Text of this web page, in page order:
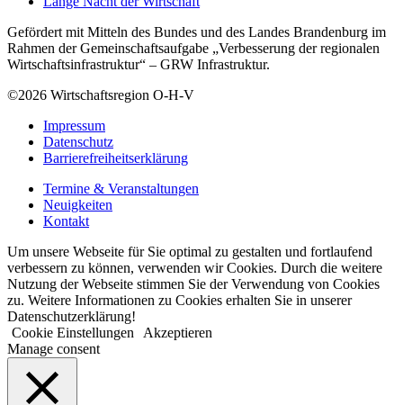
Gefördert mit Mitteln des Bundes und des Landes Brandenburg im
Rahmen der Gemeinschaftsaufgabe „Verbesserung der regionalen
Wirtschaftsinfrastruktur“ – GRW Infrastruktur.
©2026 Wirtschaftsregion O-H-V
Impressum
Datenschutz
Barrierefreiheitserklärung
Termine & Veranstaltungen
Neuigkeiten
Kontakt
Um unsere Webseite für Sie optimal zu gestalten und fortlaufend
verbessern zu können, verwenden wir Cookies. Durch die weitere
Nutzung der Webseite stimmen Sie der Verwendung von Cookies
zu. Weitere Informationen zu Cookies erhalten Sie in unserer
Datenschutzerklärung!
Cookie Einstellungen
Akzeptieren
Manage consent